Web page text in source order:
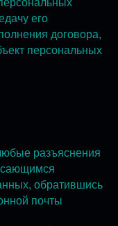
его
договора,
персональных
разъяснения
обратившись
почты